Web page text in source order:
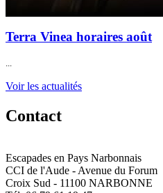
Terra Vinea horaires août
...
Voir les actualités
Contact
Escapades en Pays Narbonnais
CCI de l'Aude - Avenue du Forum
Croix Sud - 11100 NARBONNE